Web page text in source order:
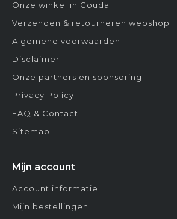
Onze winkel in Gouda
Verzenden & retourneren webshop
Algemene voorwaarden
Disclaimer
Onze partners en sponsoring
Privacy Policy
FAQ & Contact
Sitemap
Mijn account
Account informatie
Mijn bestellingen